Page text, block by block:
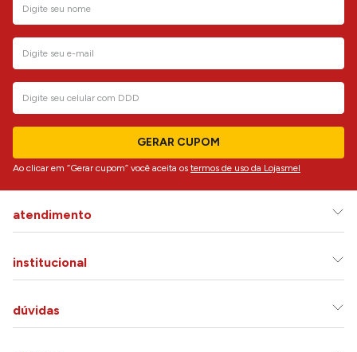
GERAR CUPOM
Ao clicar em “Gerar cupom” você aceita os termos de uso da Lojasmel
atendimento
institucional
dúvidas